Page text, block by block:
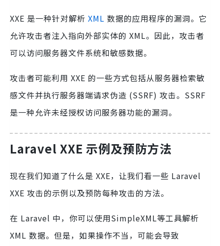
XXE 是一种针对解析 XML 数据的应用程序的漏洞。它
允许攻击者注入指向外部实体的 XML。因此，攻击者
可以访问服务器文件系统和敏感数据。
攻击者可能利用 XXE 的一些方式包括从服务器检索敏
感文件并执行服务器端请求伪造 (SSRF) 攻击。SSRF
是一种允许未经授权访问服务器功能的漏洞。
Laravel XXE 示例及预防方法
现在我们知道了什么是 XXE，让我们看一些 Laravel
XXE 攻击的示例以及预防每种攻击的方法。
在 Laravel 中，你可以使用SimpleXML等工具解析
XML 数据。但是，如果操作不当，可能会导致